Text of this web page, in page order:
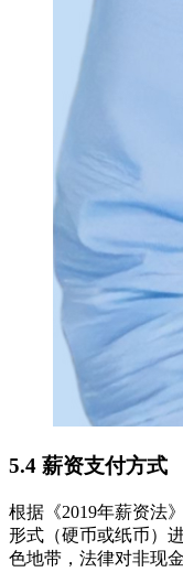
5.4 薪资支付方式
根据《2019年薪资法
形式（硬币或纸币）
色地带，法律对非现